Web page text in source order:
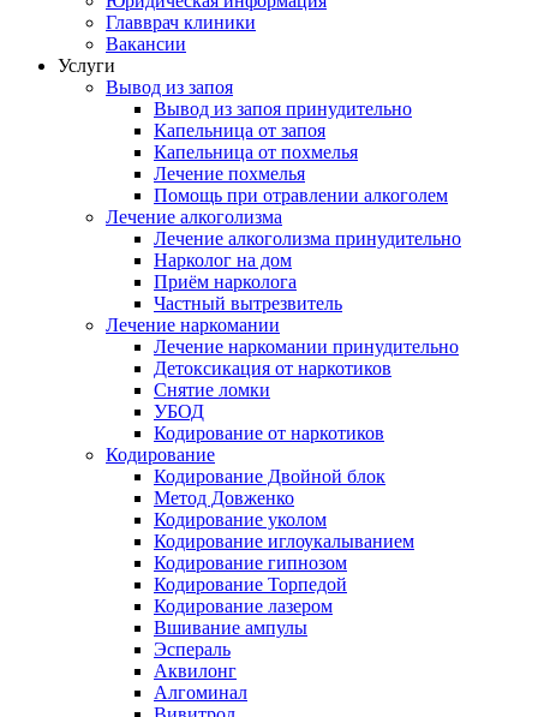
Главврач клиники
Вакансии
Услуги
Вывод из запоя
Вывод из запоя принудительно
Капельница от запоя
Капельница от похмелья
Лечение похмелья
Помощь при отравлении алкоголем
Лечение алкоголизма
Лечение алкоголизма принудительно
Нарколог на дом
Приём нарколога
Частный вытрезвитель
Лечение наркомании
Лечение наркомании принудительно
Детоксикация от наркотиков
Снятие ломки
УБОД
Кодирование от наркотиков
Кодирование
Кодирование Двойной блок
Метод Довженко
Кодирование уколом
Кодирование иглоукалыванием
Кодирование гипнозом
Кодирование Торпедой
Кодирование лазером
Вшивание ампулы
Эспераль
Аквилонг
Алгоминал